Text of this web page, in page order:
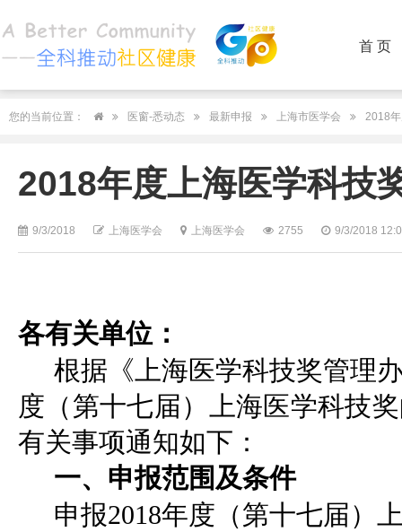
首 页
您的当前位置： 医窗-悉动态 最新申报 上海市医学会 2018
2018年度上海医学科技
9/3/2018 上海医学会 上海医学会 2755 9/3/2018
各有关单位：
根据《上海医学科技奖管理
度（第十七届）上海医学科技
有关事项通知如下：
一、申报范围及条件
申报2018年度（第十七届）